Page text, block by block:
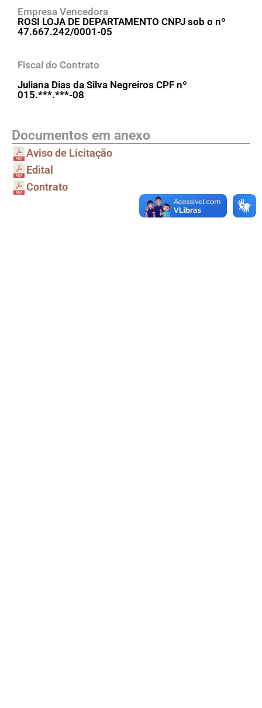
Empresa Vencedora
ROSI LOJA DE DEPARTAMENTO CNPJ sob o nº
47.667.242/0001-05
Fiscal do Contrato
Juliana Dias da Silva Negreiros CPF nº
015.***.***-08
Documentos em anexo
Aviso de Licitação
Edital
Contrato